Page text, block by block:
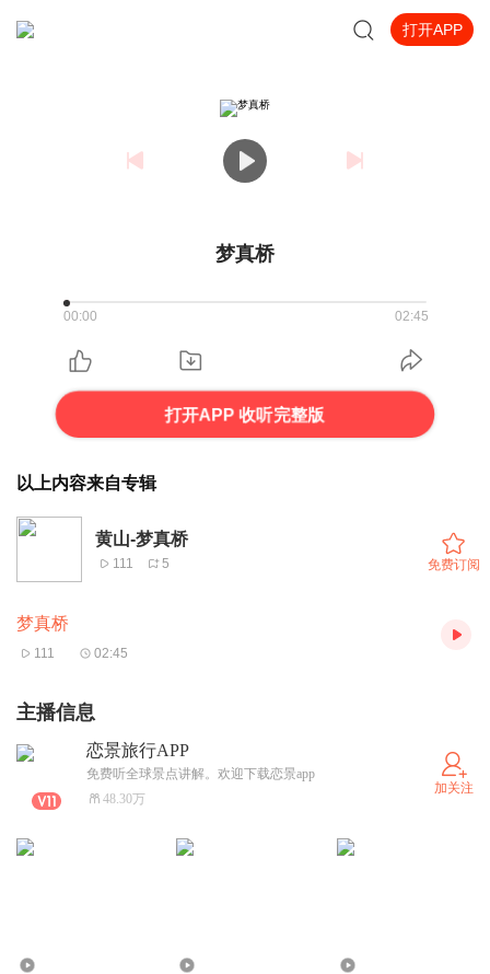
打开APP
梦真桥
00:00 02:45
打开APP 收听完整版
以上内容来自专辑
黄山-梦真桥
111 5 免费订阅
梦真桥
111 02:45
主播信息
恋景旅行APP
免费听全球景点讲解。欢迎下载恋景app
48.30万
加关注